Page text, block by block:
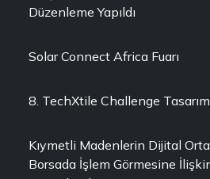
Düzenleme Yapıldı
Solar Connect Africa Fuarı
8. TechXtile Challenge Tasarım
Kıymetli Madenlerin Dijital
Borsada İşlem Görmesine